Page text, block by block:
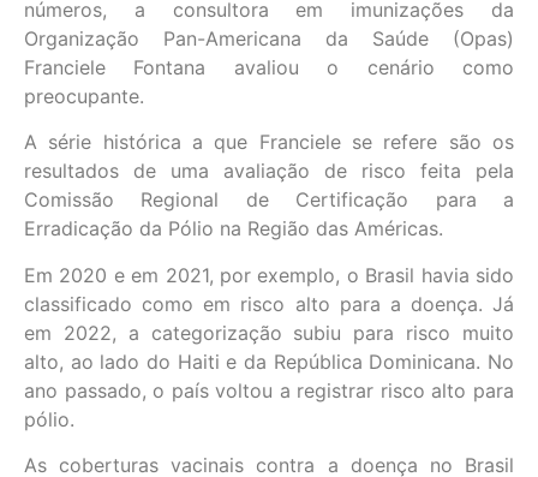
números, a consultora em imunizações da
Organização Pan-Americana da Saúde (Opas)
Franciele Fontana avaliou o cenário como
preocupante.
A série histórica a que Franciele se refere são os
resultados de uma avaliação de risco feita pela
Comissão Regional de Certificação para a
Erradicação da Pólio na Região das Américas.
Em 2020 e em 2021, por exemplo, o Brasil havia sido
classificado como em risco alto para a doença. Já
em 2022, a categorização subiu para risco muito
alto, ao lado do Haiti e da República Dominicana. No
ano passado, o país voltou a registrar risco alto para
pólio.
As coberturas vacinais contra a doença no Brasil